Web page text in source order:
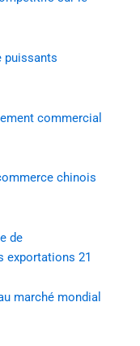
puissants
commercial
chinois
de
exportations 21
marché mondial